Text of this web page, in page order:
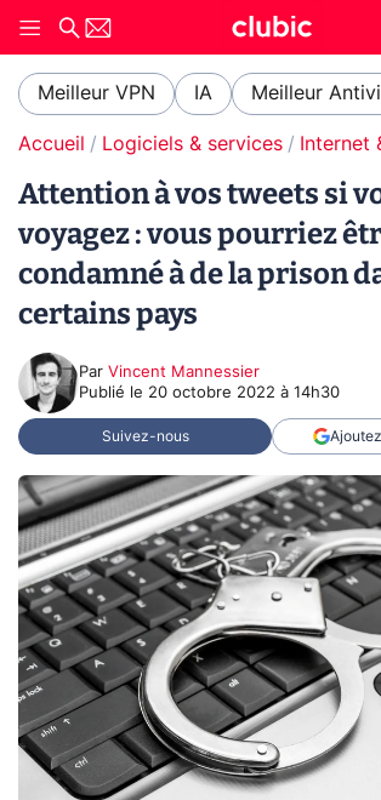
Meilleur VPN IA Meilleur
Accueil Logiciels & services Internet
Attention à vos tweets si
voyagez : vous pourriez
condamné à de la prison
certains pays
Par Vincent Mannessier
Publié le 20 octobre 2022 à 14h30
Suivez-nous